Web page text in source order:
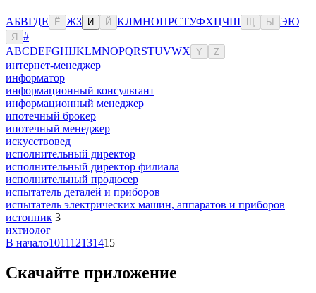
АБВГДЕ Ё ЖЗ И Й КЛМНОПРСТУФХЦЧШ Ы ЭЮ
Я
#
ABCDEFGHIJKLMNOPQRSTUVWX Y Z
интернет-менеджер
информатор
информационный консультант
информационный менеджер
ипотечный брокер
ипотечный менеджер
искусствовед
исполнительный директор
исполнительный директор филиала
исполнительный продюсер
испытатель деталей и приборов
испытатель электрических машин, аппаратов и приборов
истопник 3
ихтиолог
В начало101112131415
Скачайте приложение